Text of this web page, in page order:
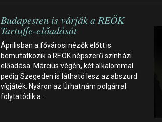
Budapesten is várják a REÖK
Tartuffe-előadását
Áprilisban a fővárosi nézők előtt is
bemutatkozik a REÖK népszerű színházi
előadása. Március végén, két alkalommal
pedig Szegeden is látható lesz az abszurd
vígjáték. Nyáron az Úrhatnám polgárral
folytatódik a…